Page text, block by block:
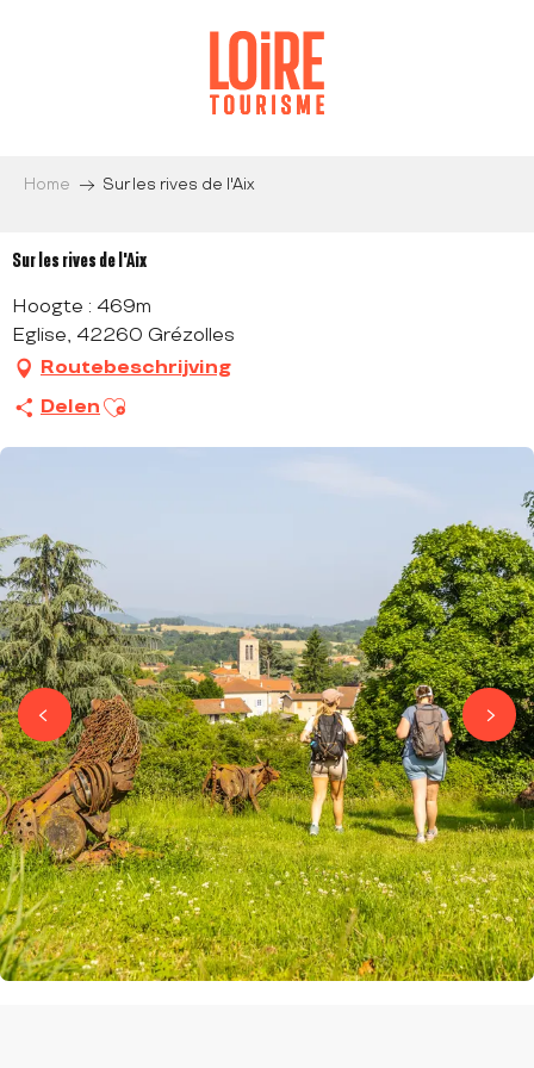
Home Sur les rives de l'Aix
Sur les rives de l'Aix
Hoogte : 469m
Eglise, 42260 Grézolles
Routebeschrijving
Delen Ajouter aux favoris